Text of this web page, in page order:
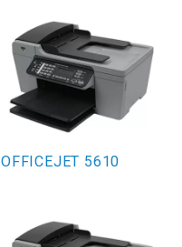
OFFICEJET 5610